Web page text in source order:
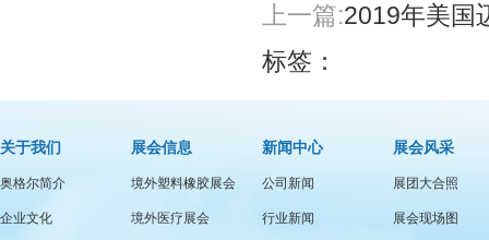
上一篇:2019年美国
标签：
关于我们
奥格尔简介
企业文化
展会信息
境外塑料橡胶展会
境外医疗展会
新闻中心
公司新闻
行业新闻
展会风采
展团大合照
展会现场图